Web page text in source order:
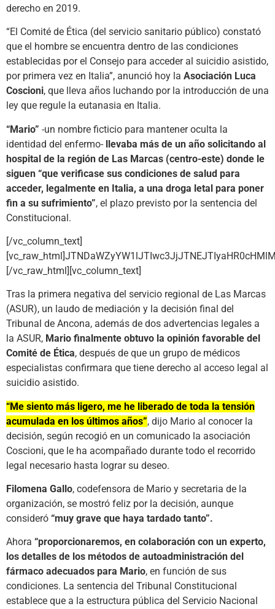
derecho en 2019.
“El Comité de Ética (del servicio sanitario público) constató
que el hombre se encuentra dentro de las condiciones
establecidas por el Consejo para acceder al suicidio asistido,
por primera vez en Italia”, anunció hoy la Asociación Luca
Coscioni, que lleva años luchando por la introducción de una
ley que regule la eutanasia en Italia.
“Mario” -un nombre ficticio para mantener oculta la
identidad del enfermo- llevaba más de un año solicitando al
hospital de la región de Las Marcas (centro-este) donde le
siguen “que verificase sus condiciones de salud para
acceder, legalmente en Italia, a una droga letal para poner
fin a su sufrimiento”, el plazo previsto por la sentencia del
Constitucional.
[/vc_column_text]
[/vc_raw_html][vc_column_text]
Tras la primera negativa del servicio regional de Las Marcas
(ASUR), un laudo de mediación y la decisión final del
Tribunal de Ancona, además de dos advertencias legales a
la ASUR, Mario finalmente obtuvo la opinión favorable del
Comité de Ética, después de que un grupo de médicos
especialistas confirmara que tiene derecho al acceso legal al
suicidio asistido.
“Me siento más ligero, me he liberado de toda la tensión
acumulada en los últimos años”, dijo Mario al conocer la
decisión, según recogió en un comunicado la asociación
Coscioni, que le ha acompañado durante todo el recorrido
legal necesario hasta lograr su deseo.
Filomena Gallo, codefensora de Mario y secretaria de la
organización, se mostró feliz por la decisión, aunque
consideró “muy grave que haya tardado tanto”.
Ahora “proporcionaremos, en colaboración con un experto,
los detalles de los métodos de autoadministración del
fármaco adecuados para Mario, en función de sus
condiciones. La sentencia del Tribunal Constitucional
establece que a la estructura pública del Servicio Nacional